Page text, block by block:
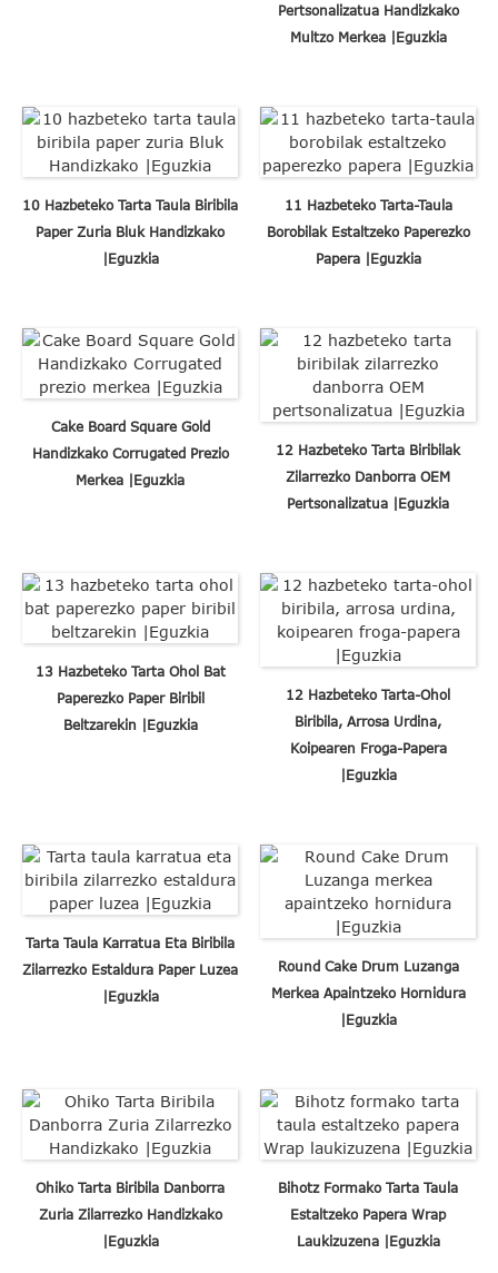
Pertsonalizatua Handizkako
Multzo Merkea |Eguzkia
10 Hazbeteko Tarta Taula Biribila
Paper Zuria Bluk Handizkako
|Eguzkia
11 Hazbeteko Tarta-Taula
Borobilak Estaltzeko Paperezko
Papera |Eguzkia
Cake Board Square Gold
Handizkako Corrugated Prezio
Merkea |Eguzkia
12 Hazbeteko Tarta Biribilak
Zilarrezko Danborra OEM
Pertsonalizatua |Eguzkia
13 Hazbeteko Tarta Ohol Bat
Paperezko Paper Biribil
Beltzarekin |Eguzkia
12 Hazbeteko Tarta-Ohol
Biribila, Arrosa Urdina,
Koipearen Froga-Papera
|Eguzkia
Tarta Taula Karratua Eta Biribila
Zilarrezko Estaldura Paper Luzea
|Eguzkia
Round Cake Drum Luzanga
Merkea Apaintzeko Hornidura
|Eguzkia
Ohiko Tarta Biribila Danborra
Zuria Zilarrezko Handizkako
|Eguzkia
Bihotz Formako Tarta Taula
Estaltzeko Papera Wrap
Laukizuzena |Eguzkia